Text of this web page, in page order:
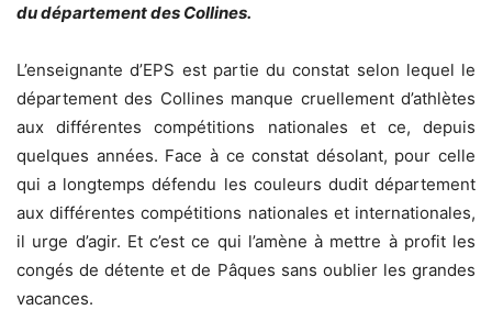
du département des Collines.
L’enseignante d’EPS est partie du constat selon lequel le
département des Collines manque cruellement d’athlètes
aux différentes compétitions nationales et ce, depuis
quelques années. Face à ce constat désolant, pour celle
qui a longtemps défendu les couleurs dudit département
aux différentes compétitions nationales et internationales,
il urge d’agir. Et c’est ce qui l’amène à mettre à profit les
congés de détente et de Pâques sans oublier les grandes
vacances.